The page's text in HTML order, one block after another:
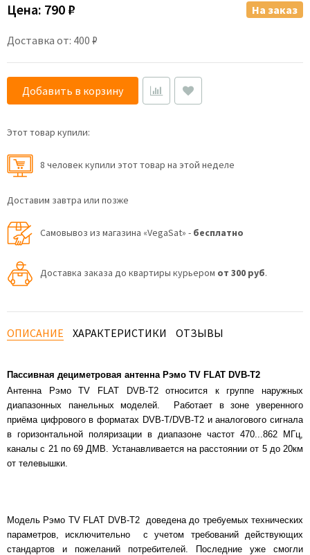
Цена: 790 ₽
Доставка от: 400 ₽
На заказ
Добавить в корзину
Этот товар купили:
8 человек купили этот товар на этой неделе
Доставим завтра или позже
Самовывоз из магазина «VegaSat» - бесплатно
Доставка заказа до квартиры курьером от 300 руб.
ОПИСАНИЕ ХАРАКТЕРИСТИКИ ОТЗЫВЫ
Пассивная дециметровая антенна Рэмо TV FLAT DVB-T2
Антенна Рэмо TV FLAT DVB-T2 относится к группе наружных
диапазонных панельных моделей. Работает в зоне уверенного
приёма цифрового в форматах DVB-T/DVB-T2 и аналогового сигнала
в горизонтальной поляризации в диапазоне частот 470...862 МГц,
каналы с 21 по 69 ДМВ. Устанавливается на расстоянии от 5 до 20км
от телевышки.
Модель Рэмо TV FLAT DVB-T2 доведена до требуемых технических
параметров, исключительно с учетом требований действующих
стандартов и пожеланий потребителей. Последние уже смогли